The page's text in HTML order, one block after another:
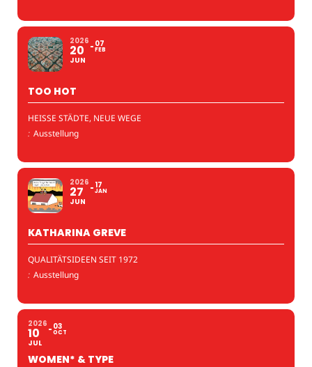
2026
20
JUN
07
FEB
TOO HOT
HEISSE STÄDTE, NEUE WEGE
: Ausstellung
2026
27
JUN
17
JAN
KATHARINA GREVE
QUALITÄTSIDEEN SEIT 1972
: Ausstellung
2026
10
JUL
03
OCT
WOMEN* & TYPE